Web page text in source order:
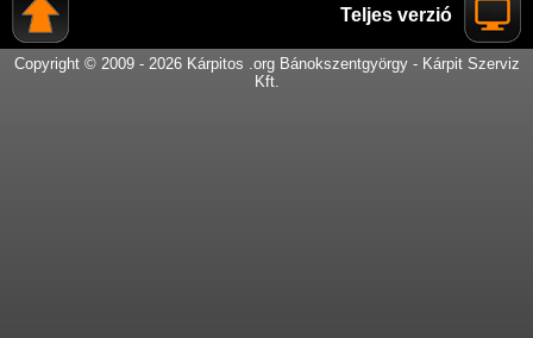
Teljes verzió
Copyright © 2009 - 2026 Kárpitos .org Bánokszentgyörgy - Kárpit Szerviz
Kft.